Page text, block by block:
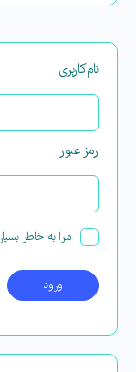
نام‌کاربری
رمز عبور
مرا به خاطر بسپار